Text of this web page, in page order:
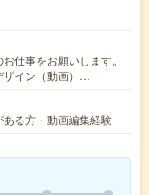
仕事をお願いします。
ザイン（動画）…
ある方・動画編集経験